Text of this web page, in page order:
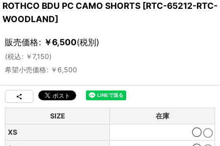
ROTHCO BDU PC CAMO SHORTS [RTC-65212-RTC-
WOODLAND]
販売価格: ￥6,500(税別)
(税込: ￥7,150)
希望小売価格: ￥ 6,500
SIZE
在庫
XS
◯